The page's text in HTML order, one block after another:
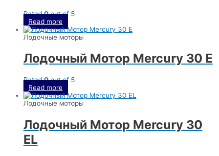
Rated0out of 5
Read more
Лодочные моторы
Лодочный Мотор Mercury 30 E
Rated0out of 5
Read more
Лодочные моторы
Лодочный Мотор Mercury 30
EL